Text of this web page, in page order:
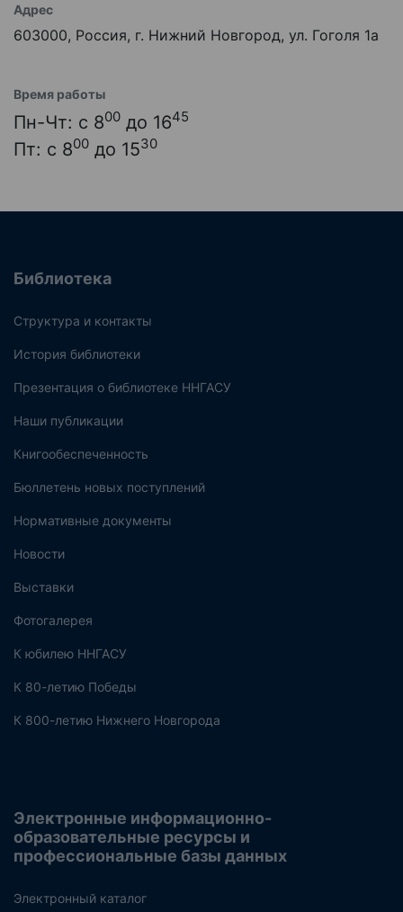
Адрес
603000, Россия, г. Нижний Новгород, ул. Гоголя 1а
Время работы
Пн-Чт: с 800 до 1645
Пт: с 800 до 1530
Библиотека
Структура и контакты
История библиотеки
Презентация о библиотеке ННГАСУ
Наши публикации
Книгообеспеченность
Бюллетень новых поступлений
Нормативные документы
Новости
Выставки
Фотогалерея
К юбилею ННГАСУ
К 80-летию Победы
К 800-летию Нижнего Новгорода
Электронные информационно-
образовательные ресурсы и
профессиональные базы данных
Электронный каталог